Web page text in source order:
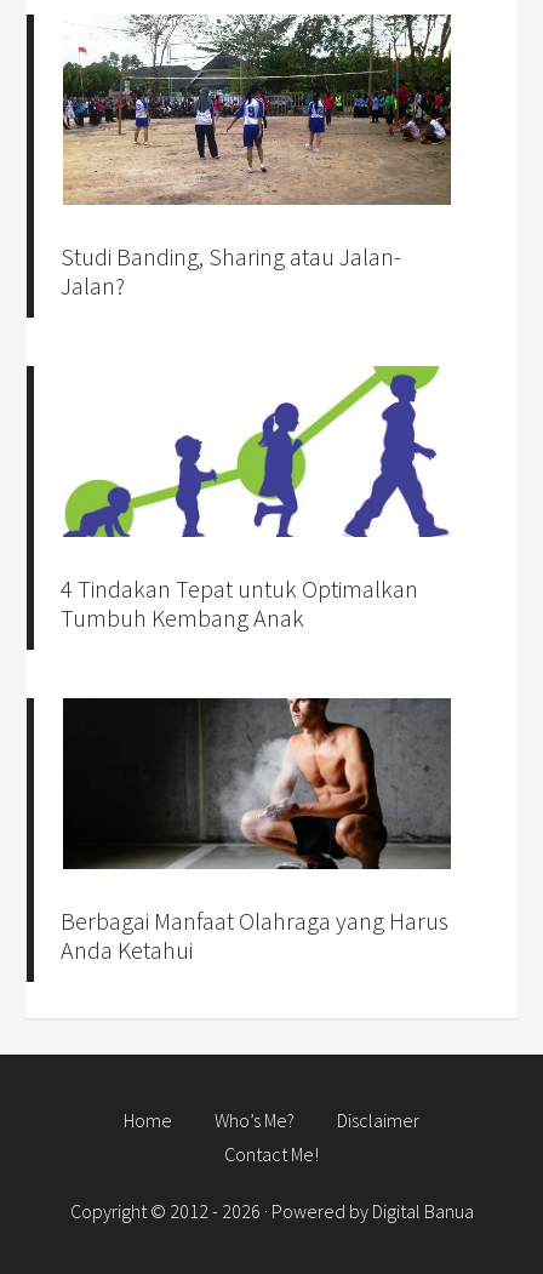
Studi Banding, Sharing atau Jalan-
Jalan?
4 Tindakan Tepat untuk Optimalkan
Tumbuh Kembang Anak
Berbagai Manfaat Olahraga yang Harus
Anda Ketahui
Home Who’s Me?
Disclaimer
Contact Me!
Copyright © 2012 - 2026 · Powered by Digital Banua